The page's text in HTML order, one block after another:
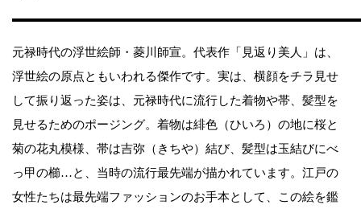
元禄時代の浮世絵師・菱川師宣。代表作「見返り美人」は、
浮世絵の原点ともいわれる傑作です。実は、横顔をチラ見せ
して振り返った姿は、元禄時代に流行した着物や帯、髪型を
見せるためのポージング。着物は緋色（ひいろ）の地に桜と
菊の花丸模様、帯は吉弥（きちや）結び、髪型は玉結びにべ
っ甲の櫛…と、当時の流行最先端が描かれています。江戸の
女性たちは最先端ファッションのお手本として、この絵を鑑